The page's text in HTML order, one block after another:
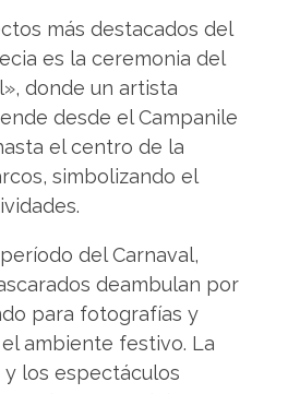
más destacados del
es la ceremonia del
donde un artista
desde el Campanile
el centro de la
simbolizando el
del Carnaval,
deambulan por
para fotografías y
ambiente festivo. La
y los espectáculos